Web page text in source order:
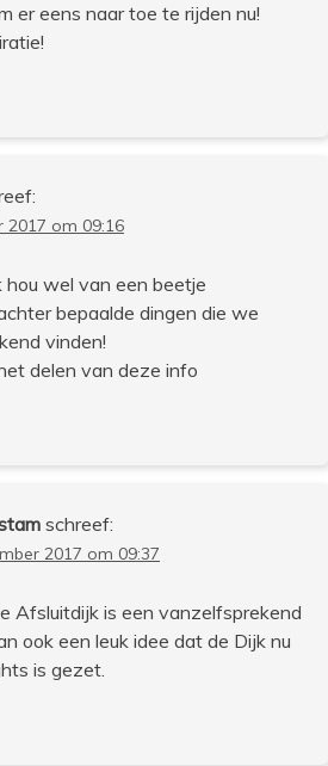
er eens naar toe te rijden nu!
2017 om 09:16
wel van een beetje
bepaalde dingen die we
vinden!
delen van deze info
schreef:
2017 om 09:37
Afsluitdijk is een vanzelfsprekend
ook een leuk idee dat de Dijk nu
is gezet.